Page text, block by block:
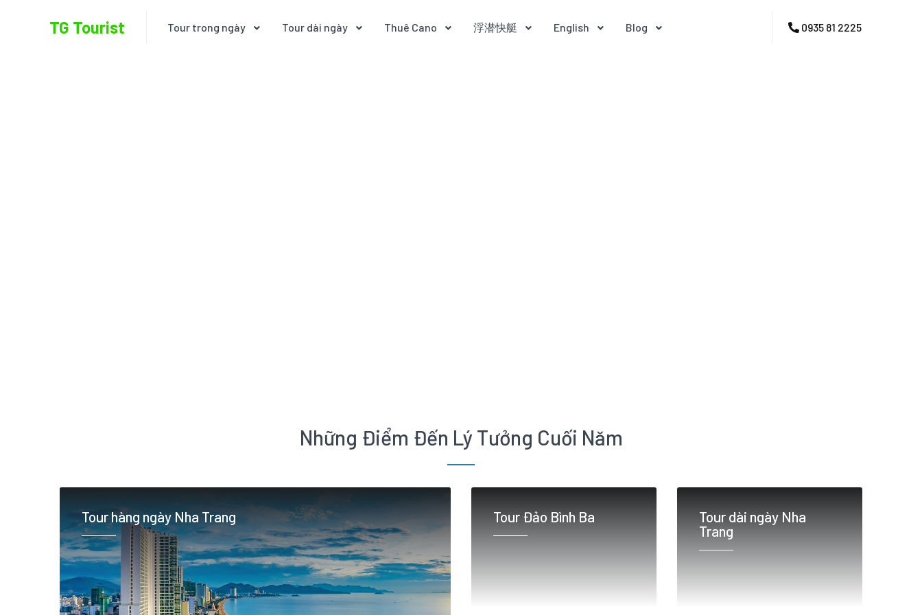
TG Tourist Tour trong ngày Tour dài ngày Thuê Cano 浮潜快艇 English Blog 0935 81 2225
Những Điểm Đến Lý Tưởng Cuối Năm
Tour hàng ngày Nha Trang Tour Đảo Bình Ba
Tour dài ngày Nha
Trang